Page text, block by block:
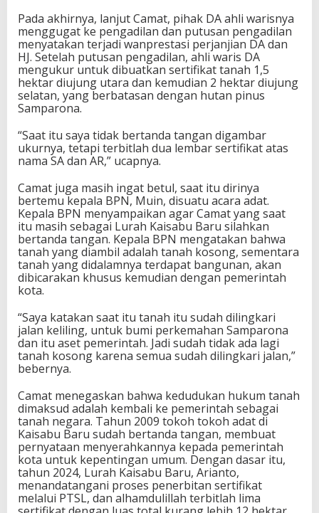
Pada akhirnya, lanjut Camat, pihak DA ahli warisnya
menggugat ke pengadilan dan putusan pengadilan
menyatakan terjadi wanprestasi perjanjian DA dan
HJ. Setelah putusan pengadilan, ahli waris DA
mengukur untuk dibuatkan sertifikat tanah 1,5
hektar diujung utara dan kemudian 2 hektar diujung
selatan, yang berbatasan dengan hutan pinus
Samparona.
“Saat itu saya tidak bertanda tangan digambar
ukurnya, tetapi terbitlah dua lembar sertifikat atas
nama SA dan AR,” ucapnya.
Camat juga masih ingat betul, saat itu dirinya
bertemu kepala BPN, Muin, disuatu acara adat.
Kepala BPN menyampaikan agar Camat yang saat
itu masih sebagai Lurah Kaisabu Baru silahkan
bertanda tangan. Kepala BPN mengatakan bahwa
tanah yang diambil adalah tanah kosong, sementara
tanah yang didalamnya terdapat bangunan, akan
dibicarakan khusus kemudian dengan pemerintah
kota.
“Saya katakan saat itu tanah itu sudah dilingkari
jalan keliling, untuk bumi perkemahan Samparona
dan itu aset pemerintah. Jadi sudah tidak ada lagi
tanah kosong karena semua sudah dilingkari jalan,”
bebernya.
Camat menegaskan bahwa kedudukan hukum tanah
dimaksud adalah kembali ke pemerintah sebagai
tanah negara. Tahun 2009 tokoh tokoh adat di
Kaisabu Baru sudah bertanda tangan, membuat
pernyataan menyerahkannya kepada pemerintah
kota untuk kepentingan umum. Dengan dasar itu,
tahun 2024, Lurah Kaisabu Baru, Arianto,
menandatangani proses penerbitan sertifikat
melalui PTSL, dan alhamdulillah terbitlah lima